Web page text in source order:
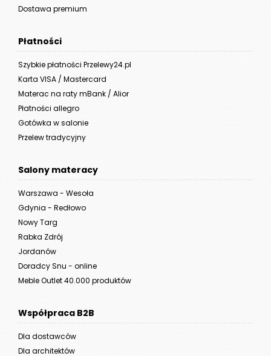
Dostawa premium
Płatności
Szybkie płatności Przelewy24.pl
Karta VISA / Mastercard
Materac na raty mBank / Alior
Płatności allegro
Gotówka w salonie
Przelew tradycyjny
Salony materacy
Warszawa - Wesoła
Gdynia - Redłowo
Nowy Targ
Rabka Zdrój
Jordanów
Doradcy Snu - online
Meble Outlet 40.000 produktów
Współpraca B2B
Dla dostawców
Dla architektów